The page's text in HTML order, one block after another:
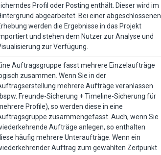
Profil oder Posting enthält. Dieser wird im
abgearbeitet. Bei einer abgeschlossenen
werden die Ergebnisse in das Projekt
und stehen dem Nutzer zur Analyse und
zur Verfügung.
Auftragsgruppe fasst mehrere Einzelaufträge
zusammen. Wenn Sie in der
mehrere Aufträge veranlassen
Freunde-Sicherung + Timeline-Sicherung für
Profile), so werden diese in eine
zusammengefasst. Auch, wenn Sie
Aufträge anlegen, so enthalten
häufig mehrere Unteraufträge. Wenn ein
Auftrag zum gewählten Zeitpunkt